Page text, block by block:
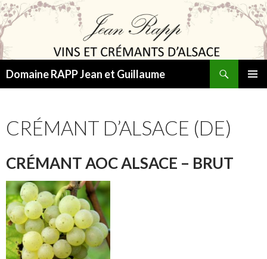
Domaine RAPP Jean et Guillaume
CRÉMANT D’ALSACE (DE)
CRÉMANT AOC ALSACE – BRUT